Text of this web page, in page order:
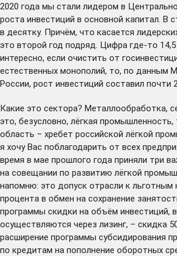
2020 года мы стали лидером в
роста инвестиций в основной капитал. В
в десятку. Причём, что касается
это второй год подряд. Цифра где-то
интересно, если очистить от
естественных монополий, то, по данным
России, рост инвестиций составил почти
Какие это сектора? Металлообработка,
это, безусловно, лёгкая промышленность,
область – хребет российской лёгкой
я хочу Вас поблагодарить от всех
время в мае прошлого года приняли три
на совещании по развитию лёгкой
напомню: это допуск отрасли к льготным
процента в обмен на сохранение
программы скидки на объём инвестиций,
осуществляются через лизинг, – скидка
расширение программы субсидирования
по кредитам на пополнение оборотных